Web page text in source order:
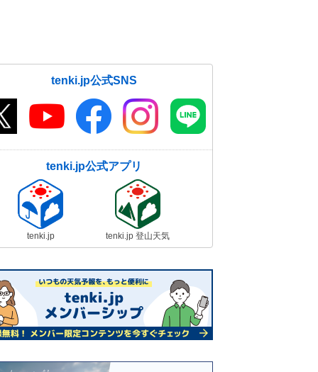
tenki.jp公式SNS
tenki.jp公式アプリ
tenki.jp tenki.jp 登山天気